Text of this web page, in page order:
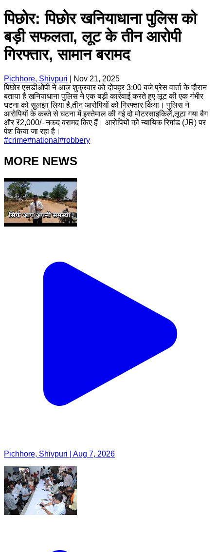
पिछोर: पिछोर खनियाधाना पुलिस को
बड़ी सफलता, लूट के तीन आरोपी
गिरफ्तार, सामान बरामद
Pichhore, Shivpuri
Nov 21, 2025
पिछोर एसडीओपी ने आज शुक्रवार को दोपहर 3:00 बजे प्रेस वार्ता के दौरान
बताया है खनियाधाना पुलिस ने एक बड़ी कार्रवाई करते हुए लूट की एक गंभीर
घटना को सुलझा लिया है,तीन आरोपियों को गिरफ्तार किया। पुलिस ने
आरोपियों के कब्जे से घटना में इस्तेमाल की गई दो मोटरसाइकिलें,लूटा गया बैग
और ₹2,000/- नकद बरामद किए हैं। आरोपियों को न्यायिक रिमांड (JR) पर
पेश किया जा रहा है।
#crime#national #robbery
MORE NEWS
Pichhore, Shivpuri | Aug 7, 2026